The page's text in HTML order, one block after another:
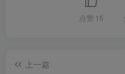
点赞 15
上一篇